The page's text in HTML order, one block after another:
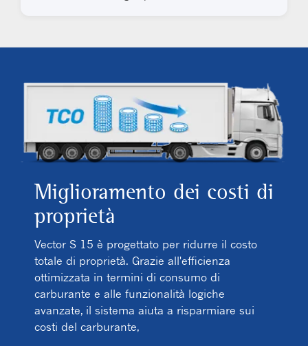
Miglioramento dei costi di
proprietà
Vector S 15 è progettato per ridurre il costo
totale di proprietà. Grazie all'efficienza
ottimizzata in termini di consumo di
carburante e alle funzionalità logiche
avanzate, il sistema aiuta a risparmiare sui
costi del carburante,